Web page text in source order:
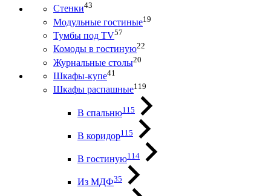
Стенки43
Модульные гостиные19
Тумбы под ТV57
Комоды в гостиную22
Журнальные столы20
Шкафы-купе41
Шкафы распашные119
В спальню115
В коридор115
В гостиную114
Из МДФ35